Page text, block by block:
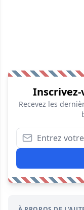
Recevez les